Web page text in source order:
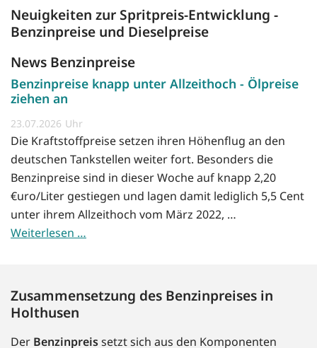
Neuigkeiten zur Spritpreis-Entwicklung -
Benzinpreise und Dieselpreise
News Benzinpreise
Benzinpreise knapp unter Allzeithoch - Ölpreise
ziehen an
23.07.2026
Die Kraftstoffpreise setzen ihren Höhenflug an den
deutschen Tankstellen weiter fort. Besonders die
Benzinpreise sind in dieser Woche auf knapp 2,20
€uro/Liter gestiegen und lagen damit lediglich 5,5 Cent
unter ihrem Allzeithoch vom März 2022, …
Weiterlesen …
Zusammensetzung des Benzinpreises in
Holthusen
Der Benzinpreissetzt sich aus den Komponenten